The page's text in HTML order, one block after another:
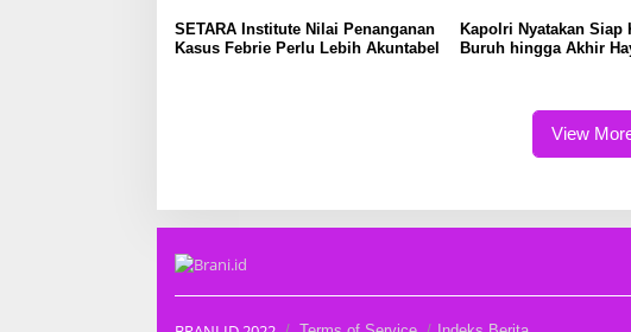
SETARA Institute Nilai Penanganan
Kasus Febrie Perlu Lebih Akuntabel
Kapolri Nyatakan Siap
Buruh hingga Akhir
View